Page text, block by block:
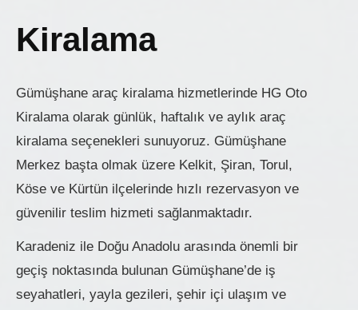
Kiralama
Gümüşhane araç kiralama hizmetlerinde HG Oto
Kiralama olarak günlük, haftalık ve aylık araç
kiralama seçenekleri sunuyoruz. Gümüşhane
Merkez başta olmak üzere Kelkit, Şiran, Torul,
Köse ve Kürtün ilçelerinde hızlı rezervasyon ve
güvenilir teslim hizmeti sağlanmaktadır.
Karadeniz ile Doğu Anadolu arasında önemli bir
geçiş noktasında bulunan Gümüşhane’de iş
seyahatleri, yayla gezileri, şehir içi ulaşım ve